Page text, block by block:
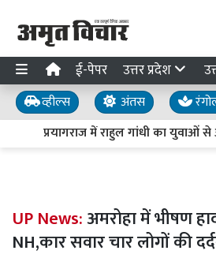
ई-पेपर उत्तर प्रदेश
व्हील्स अंतस
प्रयागराज में राहुल गांधी का युवाओं
UP News:अमरोहा में भीषण
NH,कार सवार चार लोगों की